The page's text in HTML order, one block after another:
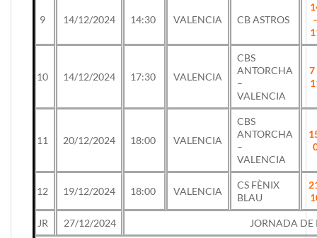
9 14/12/2024 14:30 VALENCIA CB ASTROS
10 14/12/2024 17:30 VALENCIA
CBS
ANTORCHA
–
VALENCIA
7
11 20/12/2024 18:00 VALENCIA
CBS
ANTORCHA
–
VALENCIA
12 19/12/2024 18:00 VALENCIA
CS FÈNIX
BLAU
JR 27/12/2024 JORNADA DE